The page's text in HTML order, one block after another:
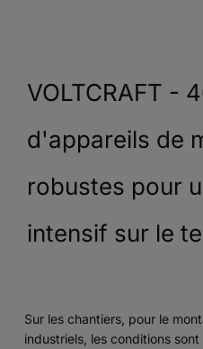
VOLTCRAFT -
d'appareils de
robustes pour
intensif sur le
Sur les chantiers, pour le
industriels, les conditions